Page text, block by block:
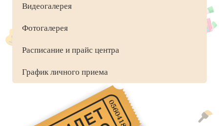
Видеогалерея
Фотогалерея
Расписание и прайс центра
График личного приема